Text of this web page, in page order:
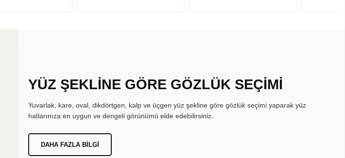
YÜZ ŞEKLİNE GÖRE GÖZLÜK SEÇİMİ
Yuvarlak, kare, oval, dikdörtgen, kalp ve üçgen yüz şekline göre gözlük seçimi yaparak yüz
hatlarınıza en uygun ve dengeli görünümü elde edebilirsiniz.
DAHA FAZLA BILGI